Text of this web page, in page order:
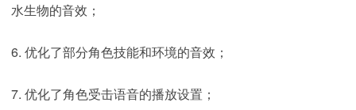
水生物的音效；
6. 优化了部分角色技能和环境的音效；
7. 优化了角色受击语音的播放设置；